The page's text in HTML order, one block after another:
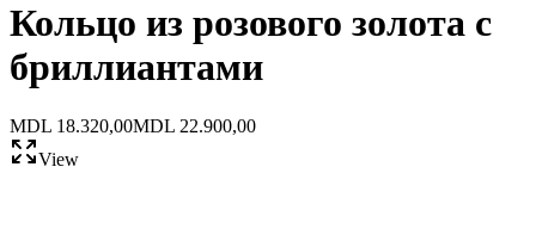
Кольцо из розового золота с
бриллиантами
MDL 18.320,00MDL 22.900,00
View